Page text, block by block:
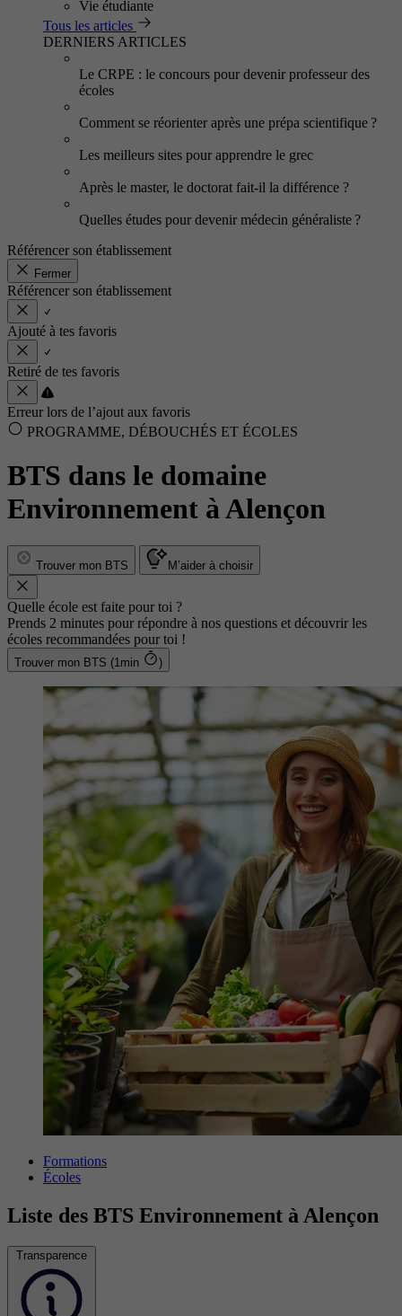
Vie étudiante
Tous les articles
DERNIERS ARTICLES
Le CRPE : le concours pour devenir professeur des
écoles
Comment se réorienter après une prépa scientifique ?
Les meilleurs sites pour apprendre le grec
Après le master, le doctorat fait-il la différence ?
Quelles études pour devenir médecin généraliste ?
Référencer son établissement
Fermer
Référencer son établissement
Ajouté à tes favoris
Retiré de tes favoris
Erreur lors de l’ajout aux favoris
PROGRAMME, DÉBOUCHÉS ET ÉCOLES
BTS dans le domaine
Environnement à Alençon
Trouver mon BTS M’aider à choisir
Quelle école est faite pour toi ?
Prends 2 minutes pour répondre à nos questions et découvrir les
écoles recommandées pour toi !
Trouver mon BTS (1min )
Formations
Écoles
Liste des BTS Environnement à Alençon
Transparence